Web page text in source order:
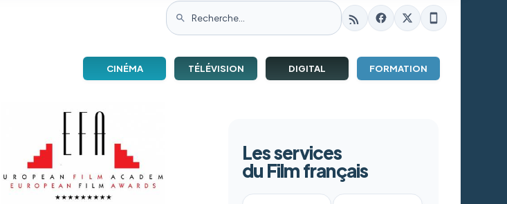
CINÉMA TÉLÉVISION DIGITAL FORMATION
Les services
du Film français